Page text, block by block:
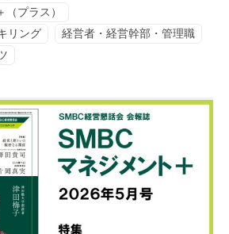
プラス）
リング
経営者・経営幹部・管理職